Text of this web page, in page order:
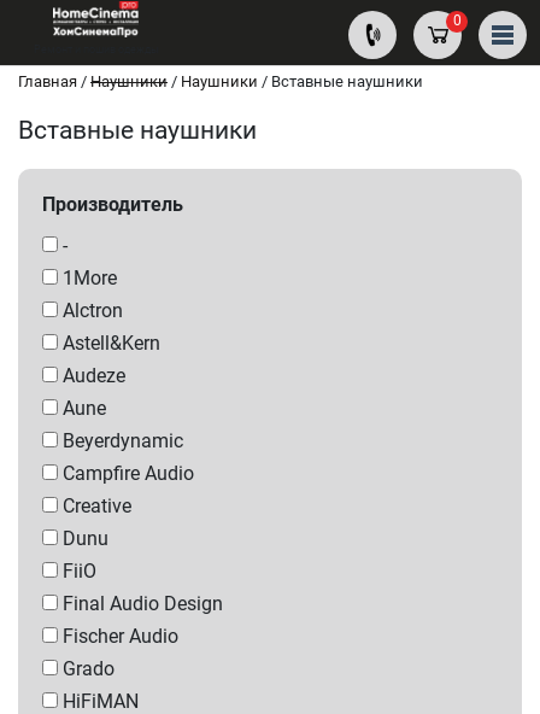
Главная / Наушники / Наушники / Вставные наушники
Вставные наушники
Производитель
-
1More
Alctron
Astell&Kern
Audeze
Aune
Beyerdynamic
Campfire Audio
Creative
Dunu
FiiO
Final Audio Design
Fischer Audio
Grado
HiFiMAN
0